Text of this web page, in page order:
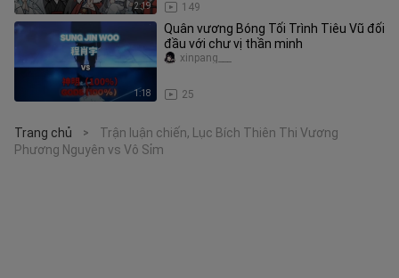
2:19 149
1:18
Quân vương Bóng Tối Trình Tiêu Vũ đối
đầu với chư vị thần minh
25
xinpang___
Trang chủ >
Trận luận chiến, Lục Bích Thiên Thi Vương
Phương Nguyên vs Vô Sỉm